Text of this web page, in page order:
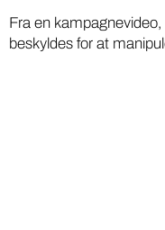
Fra en
beskyldes for at